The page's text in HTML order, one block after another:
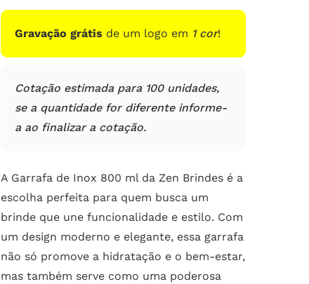
clientes
Gravação grátis de um logo em 1 cor!
Cotação estimada para 100 unidades,
se a quantidade for diferente informe-
a ao finalizar a cotação.
A Garrafa de Inox 800 ml da Zen Brindes é a
escolha perfeita para quem busca um
brinde que une funcionalidade e estilo. Com
um design moderno e elegante, essa garrafa
não só promove a hidratação e o bem-estar,
mas também serve como uma poderosa